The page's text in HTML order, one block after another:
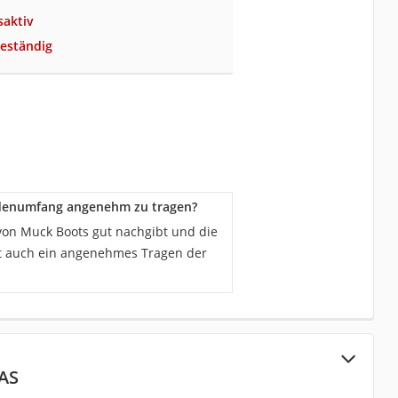
angenehm zu tragen?
Muck Boots gut nachgibt und die
ein angenehmes Tragen der